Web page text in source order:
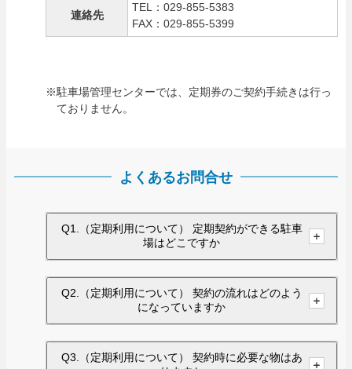
連絡先
TEL：029-855-5383
FAX：029-855-5399
※駐車場管理センターでは、定期券のご契約手続きは行っ
ておりません。
よくあるお問合せ
Q1.（定期利用について） 定期契約ができる駐車
場はどこですか
Q2.（定期利用について） 契約の流れはどのよう
になっていますか
Q3.（定期利用について） 契約時に必要な物はあ